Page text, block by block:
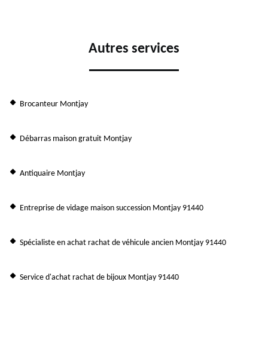
Autres services
Brocanteur Montjay
Débarras maison gratuit Montjay
Antiquaire Montjay
Entreprise de vidage maison succession Montjay 91440
Spécialiste en achat rachat de véhicule ancien Montjay 91440
Service d'achat rachat de bijoux Montjay 91440